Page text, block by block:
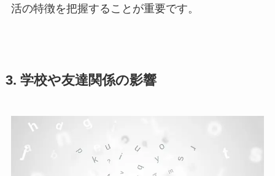
活の特徴を把握することが重要です。
3. 学校や友達関係の影響